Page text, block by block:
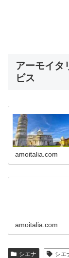
アーモイタ
ビス
amoitalia.com
amoitalia.com
シエナ シエ